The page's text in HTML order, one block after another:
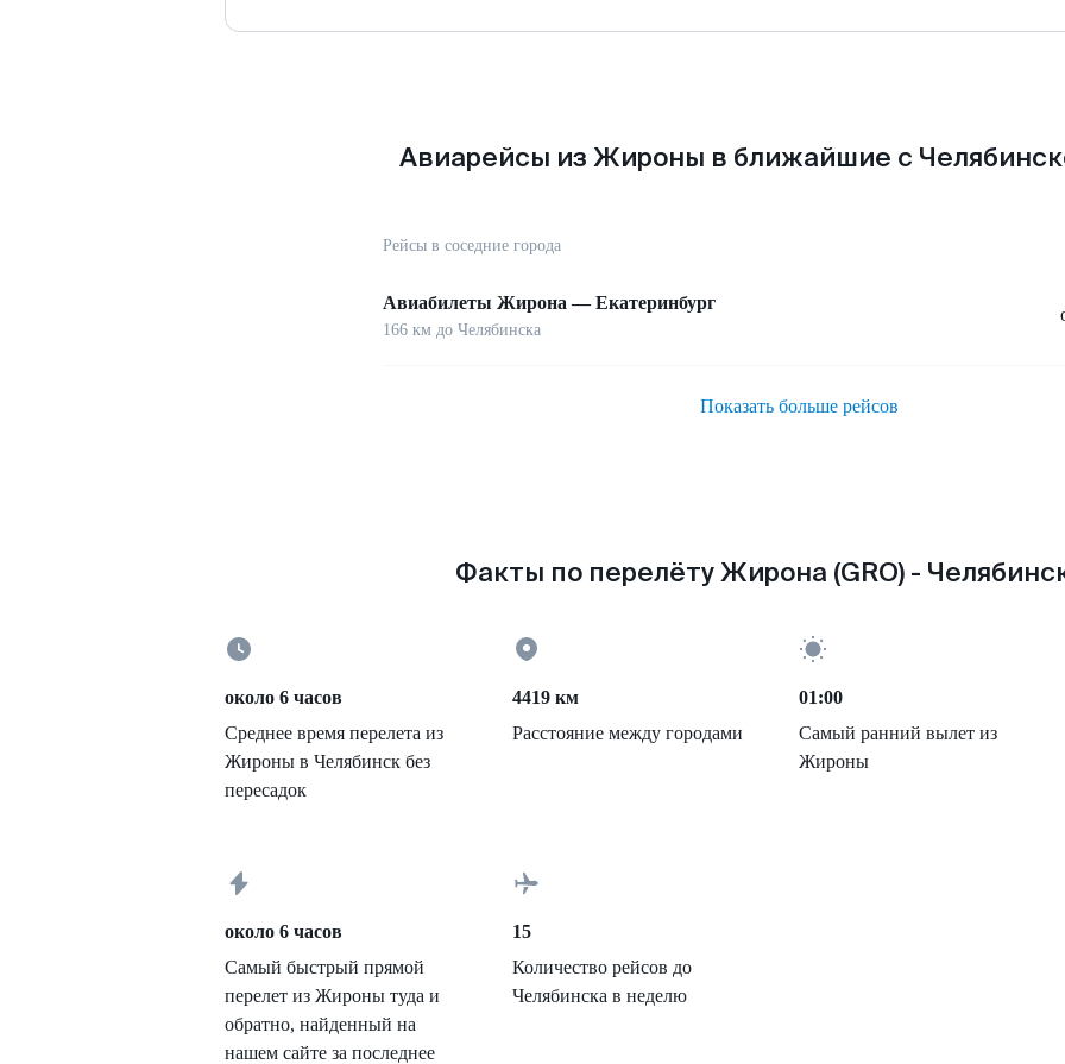
Авиарейсы из Жироны в ближайшие с
Рейсы в соседние города
Авиабилеты Жирона —Екатеринбург
166 км до Челябинска
Показать больше рейсов
Факты по перелёту Жирона (GRO) -
около 6 часов
Среднее время перелета из
Жироны в Челябинск без
пересадок
4419 км
Расстояние между городами
01:00
Самый ранний вылет из
Жироны
около 6 часов
Самый быстрый прямой
перелет из Жироны туда и
обратно, найденный на
нашем сайте за последнее
15
Количество рейсов до
Челябинска в неделю